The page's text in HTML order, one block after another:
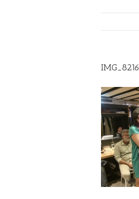
IMG_8216